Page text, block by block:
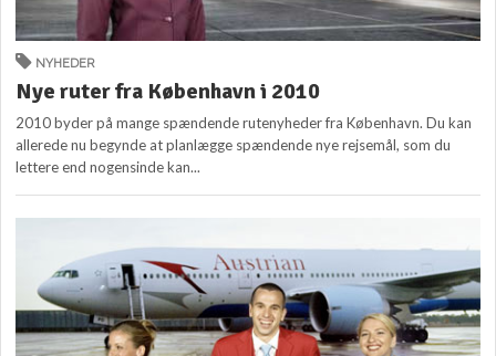
NYHEDER
Nye ruter fra København i 2010
2010 byder på mange spændende rutenyheder fra København. Du kan
allerede nu begynde at planlægge spændende nye rejsemål, som du
lettere end nogensinde kan...